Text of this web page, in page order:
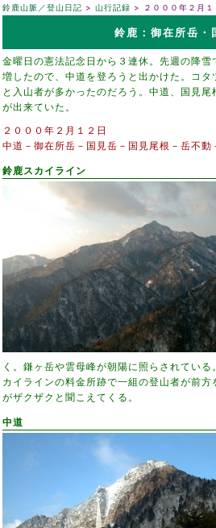
鈴鹿山脈／登山日記 山行記録 ２０００年２月１
鈴鹿：御在所岳・
金曜日の憲法記念日から３連休。先週の降
増したので、中道を登ろうと出かけた。コ
と入山者が多かったのだろう。中道、国見
が出来ていた。
２０００年２月１２日
中道－御在所岳－国見岳－国見尾根－岳不動
鈴鹿スカイライン
く。鎌ヶ岳や雲母峰が朝陽に照らされてい
カイラインの料金所跡で一組の登山者が前
がザクザクと聞こえてくる。
中道